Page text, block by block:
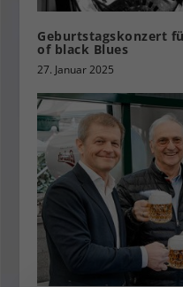
Geburtstagskonzert
of black Blues
27. Januar 2025